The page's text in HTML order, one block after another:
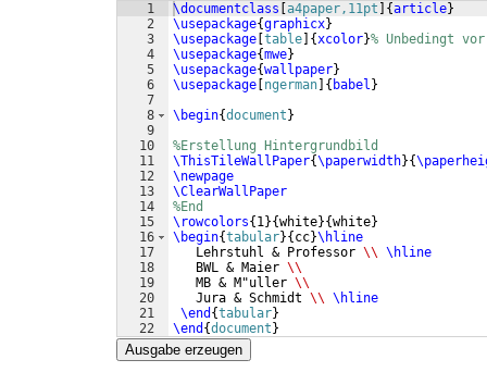
1
2
3
4
5
6
7
8
9
10
11
12
13
14
15
16
17
18
19
20
21
22
\documentclass a4paper,11pt {article}
\usepackage{graphicx}
\usepackage table {xcolor}% Unbedingt
\usepackage{mwe}
\usepackage{wallpaper}
\usepackage ngerman { babel }
\begin{document }
%Erstellung Hintergrundbild
\ThisTileWallPaper{\paperwidth}{
\newpage
\ClearWallPaper
%End
\rowcolors{ 1}{white}{white}
\begin{tabular}{ cc}\hline
   Lehrstuhl & Professor
\\ \hline
   BWL & Maier
\\
   MB & M"uller
\\
   Jura & Schmidt
\\ \hline
\end {tabular}
\end {document }
Ausgabe erzeugen